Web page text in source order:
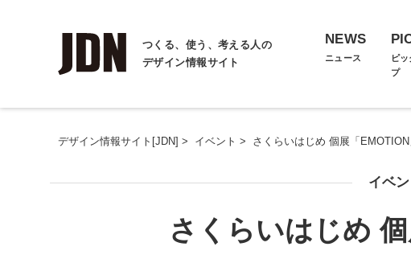
つくる、使う、考える人の
デザイン情報サイト
NEWS
ニュース
ピ
プ
デザイン情報サイト[JDN] > イベント > さくらいはじめ 個展「EMOTION
イベン
さくらいはじめ 個